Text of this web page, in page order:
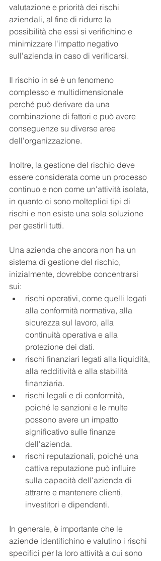
valutazione e priorità dei rischi
aziendali, al fine di ridurre la
possibilità che essi si verifichino e
minimizzare l'impatto negativo
sull'azienda in caso di verificarsi.
Il rischio in sé è un fenomeno
complesso e multidimensionale
perché può derivare da una
combinazione di fattori e può avere
conseguenze su diverse aree
dell'organizzazione.
Inoltre, la gestione del rischio deve
essere considerata come un processo
continuo e non come un'attività isolata,
in quanto ci sono molteplici tipi di
rischi e non esiste una sola soluzione
per gestirli tutti.
Una azienda che ancora non ha un
sistema di gestione del rischio,
inizialmente, dovrebbe concentrarsi
sui:
rischi operativi, come quelli legati
alla conformità normativa, alla
sicurezza sul lavoro, alla
continuità operativa e alla
protezione dei dati.
rischi finanziari legati alla liquidità,
alla redditività e alla stabilità
finanziaria.
rischi legali e di conformità,
poiché le sanzioni e le multe
possono avere un impatto
significativo sulle finanze
dell'azienda.
rischi reputazionali, poiché una
cattiva reputazione può influire
sulla capacità dell'azienda di
attrarre e mantenere clienti,
investitori e dipendenti.
In generale, è importante che le
aziende identifichino e valutino i rischi
specifici per la loro attività a cui sono